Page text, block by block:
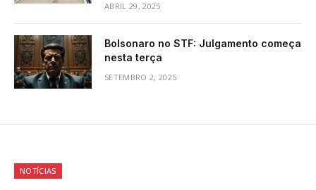
ABRIL 29, 2025
Bolsonaro no STF: Julgamento começa
nesta terça
SETEMBRO 2, 2025
NOTÍCIAS